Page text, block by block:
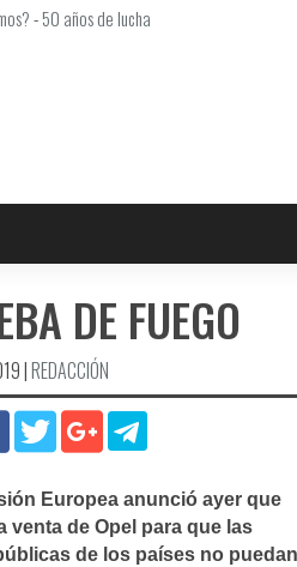
-50 años de lucha
DE FUEGO
|REDACCIÓN
Europea anunció ayer que
venta de Opel para que las
de los paí­ses no puedan